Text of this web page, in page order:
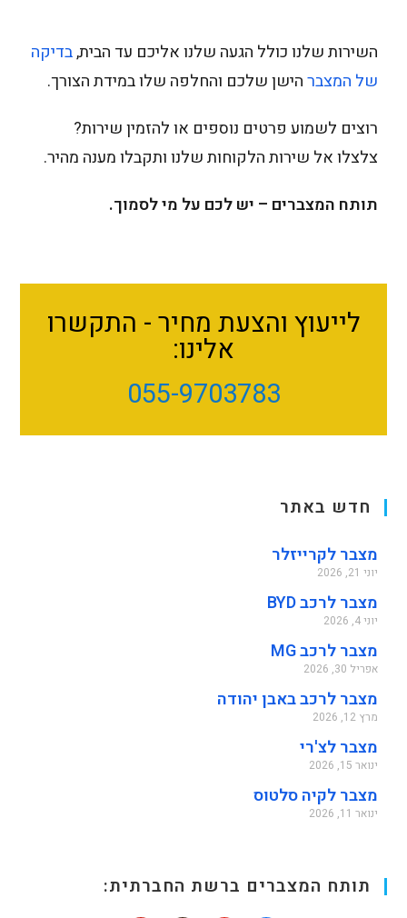
השירות שלנו כולל הגעה שלנו אליכם עד הבית,בדיקה
של המצברהישן שלכם והחלפה שלו במידת הצורך.
רוצים לשמוע פרטים נוספים או להזמין שירות?
צלצלו אל שירות הלקוחות שלנו ותקבלו מענה מהיר.
תותח המצברים – יש לכם על מי לסמוך.
לייעוץ והצעת מחיר - התקשרו
אלינו:
055-9703783
חדש באתר
מצבר לקרייזלר
יוני 21, 2026
מצבר לרכב BYD
יוני 4, 2026
מצבר לרכב MG
אפריל 30, 2026
מצבר לרכב באבן יהודה
מרץ 12, 2026
מצבר לצ'רי
ינואר 15, 2026
מצבר לקיה סלטוס
ינואר 11, 2026
תותח המצברים ברשת החברתית: